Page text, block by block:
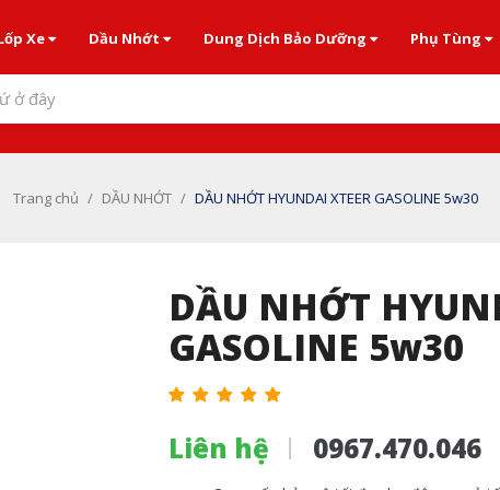
Xe Dầu Nhớt Dung Dịch Bảo Dưỡng Phụ Tùng
ở đây
Trang chủ / DẦU NHỚT / DẦU NHỚT HYUNDAI XTEER GASOLINE 5w30
DẦU NHỚT
GASOLINE 5w30
Liên hệ 0967.470.046